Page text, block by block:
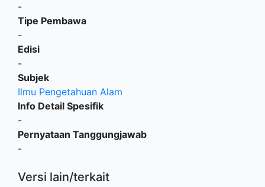
-
Tipe Pembawa
-
Edisi
-
Subjek
Ilmu Pengetahuan Alam
Info Detail Spesifik
-
Pernyataan Tanggungjawab
-
Versi lain/terkait